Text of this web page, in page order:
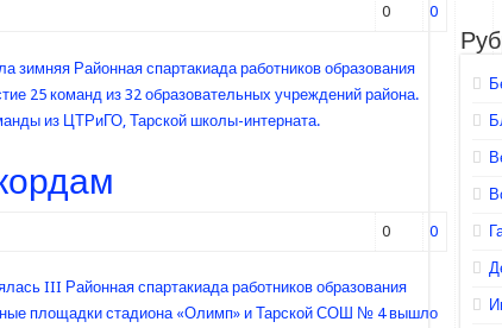
0 0
зимняя Районная спартакиада работников образования
25 команд из 32 образовательных учреждений района.
из ЦТРиГО, Тарской школы-интерната.
0 0
III Районная спартакиада работников образования
площадки стадиона «Олимп» и Тарской СОШ № 4 вышло